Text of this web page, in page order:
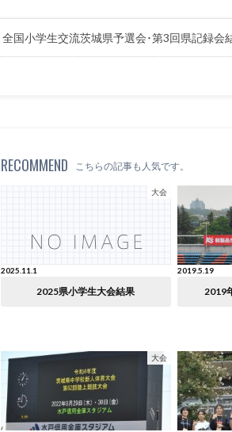
全国小学生交流茨城県予選会･第3回県記録会
RECOMMEND こちらの記事も人気です。
大会
2025.11.1
2025県小学生大会結果
2019.5.19
2019
大会